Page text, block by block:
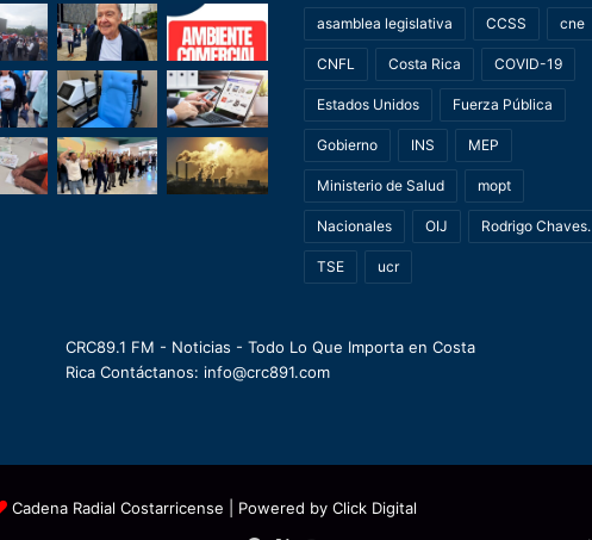
asamblea legislativa CCSS cne
CNFL Costa Rica COVID-19
Estados Unidos Fuerza Pública
Gobierno INS MEP
Ministerio de Salud mopt
Nacionales OIJ Rodrigo Chaves.
TSE ucr
CRC89.1 FM - Noticias - Todo Lo Que Importa en Costa
Rica Contáctanos: info@crc891.com
Cadena Radial Costarricense | Powered by Click Digital